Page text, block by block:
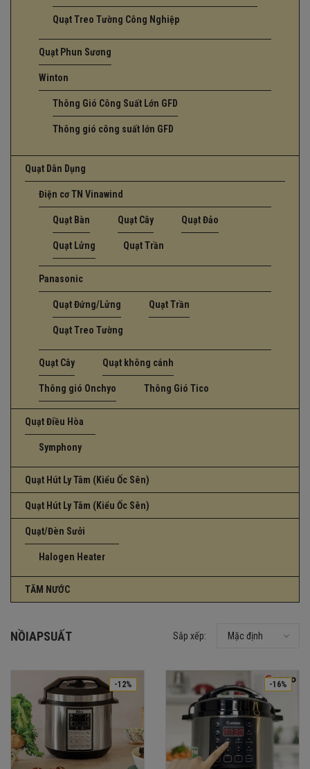
Quạt Treo Tường Công Nghiệp
Quạt Phun Sương
Winton
Thông Gió Công Suất Lớn GFD
Thông gió công suất lớn GFD
Quạt Dân Dụng
Điện cơ TN Vinawind
Quạt Bàn Quạt Cây Quạt Đảo
Quạt Lửng Quạt Trần
Panasonic
Quạt Đứng/Lửng Quạt Trần
Quạt Treo Tường
Quạt Cây Quạt không cánh
Thông gió Onchyo Thông Gió Tico
Quạt Điều Hòa
Symphony
Quạt Hút Ly Tâm (Kiểu Ốc Sên)
Quạt Hút Ly Tâm (Kiểu Ốc Sên)
Quạt/Đèn Sưởi
Halogen Heater
TĂM NƯỚC
NỒIAPSUẤT Sắp xếp: Mặc định
-12% -16%